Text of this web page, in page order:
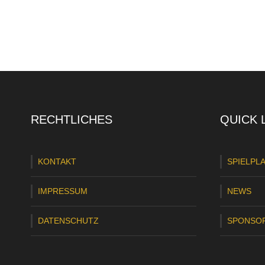
RECHTLICHES
KONTAKT
IMPRESSUM
DATENSCHUTZ
QUICK
NEWS